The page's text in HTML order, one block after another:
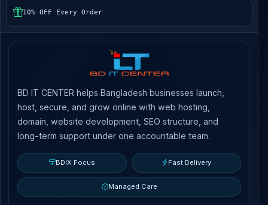
10% OFF Every Order
BD IT CENTER helps Bangladesh businesses launch,
host, secure, and grow online with web hosting,
domain, website development, SEO structure, and
long-term support under one accountable team.
BDIX Focus Fast Delivery
Managed Care